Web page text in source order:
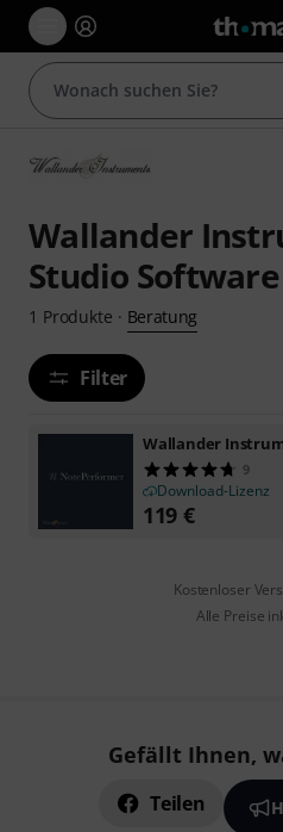
Wallander
Studio Software
1 Produkte · Beratung
Filter
Wallander
9
Download-Lizenz
119 €
Kostenloser
Alle Preise
Gefällt Ihnen,
Teilen